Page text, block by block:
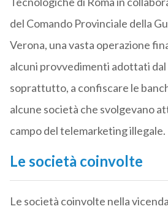
del Comando Provinciale della
Verona, una vasta operazione
alcuni provvedimenti adottati dal
soprattutto, a confiscare le
alcune società che svolgevano
campo del telemarketing illegale.
Le società coinvolte
Le società coinvolte nella